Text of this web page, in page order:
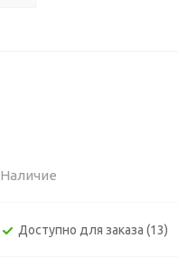
Наличие
Доступно для заказа (13)